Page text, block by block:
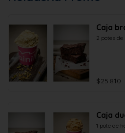
Caja
2 potes de
$25.810
Caja
1 pote de